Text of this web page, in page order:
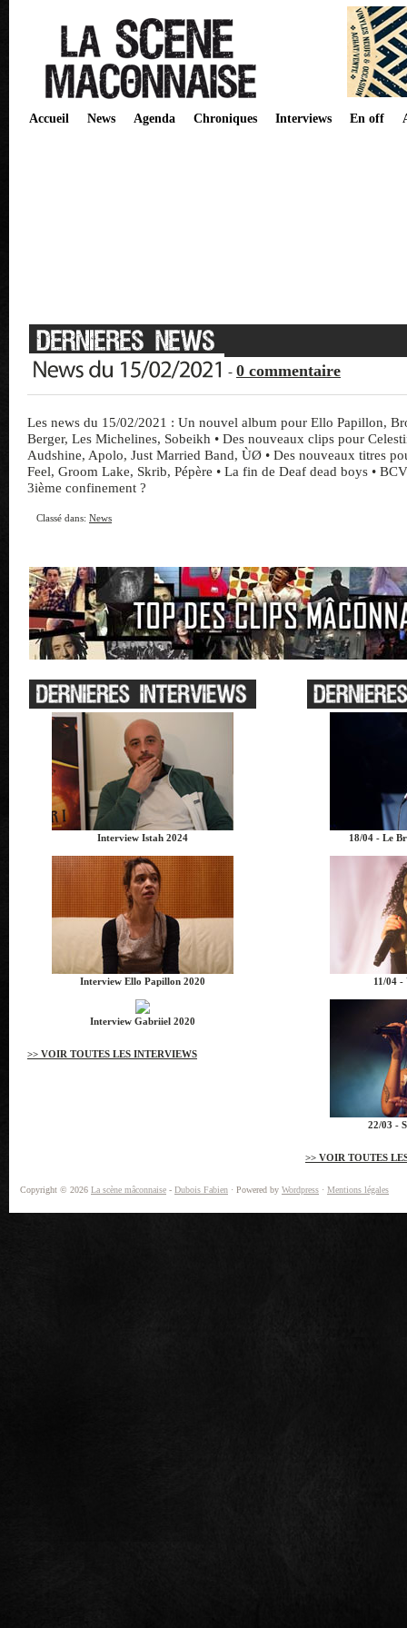
Accueil News Agenda Chroniques Interviews En off
- 0 commentaire
Les news du 15/02/2021 : Un nouvel album pour Ello Papillon,
Berger, Les Michelines, Sobeikh • Des nouveaux clips pour
Audshine, Apolo, Just Married Band, ÙØ • Des nouveaux titres
Feel, Groom Lake, Skrib, Pépère • La fin de Deaf dead boys •
3ième confinement ?
Classé dans: News
Interview Istah 2024
Interview Ello Papillon 2020
Interview Gabriiel 2020
>> VOIR TOUTES LES INTERVIEWS
18/04 - Le
11/04 -
22/03 -
>> VOIR TOUTES
Copyright © 2026 La scène mâconnaise - Dubois Fabien · Powered by Wordpress · Mentions légales